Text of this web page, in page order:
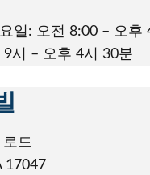
일: 오전 8:00 – 오후
9시 – 오후 4시 30분
드
17047